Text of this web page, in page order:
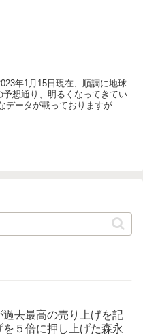
年1月15日現在、順調に地球
想通り、明るくなってきてい
ータが載っておりますが、1
過去最高の売り上げを記
５倍に押し上げた森永